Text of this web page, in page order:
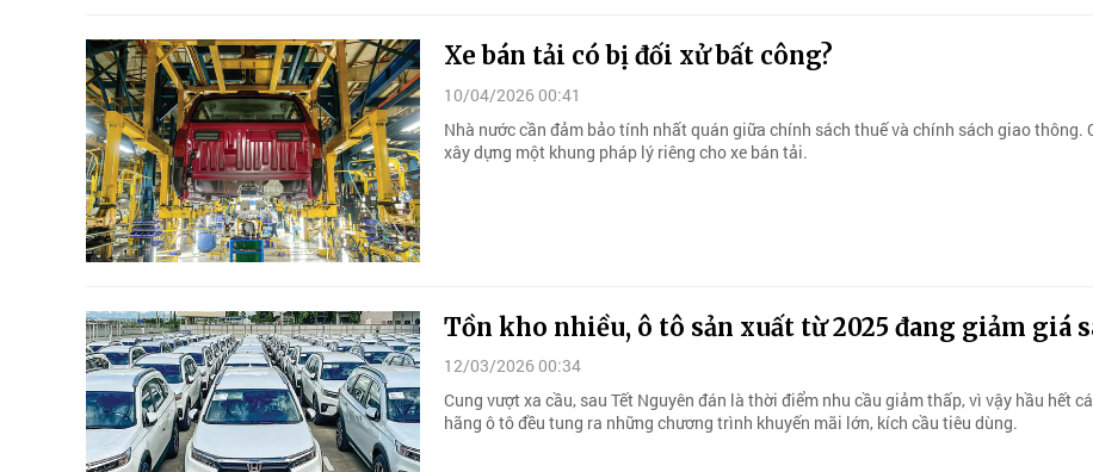
Xe bán tải có bị đối xử bất công?
10/04/2026 00:41
Nhà nước cần đảm bảo tính nhất quán giữa chính sách thuế và chính sách giao thông.
xây dựng một khung pháp lý riêng cho xe bán tải.
Tồn kho nhiều, ô tô sản xuất từ 2025 đang giảm giá
12/03/2026 00:34
Cung vượt xa cầu, sau Tết Nguyên đán là thời điểm nhu cầu giảm thấp, vì vậy hầu hết
hãng ô tô đều tung ra những chương trình khuyến mãi lớn, kích cầu tiêu dùng.